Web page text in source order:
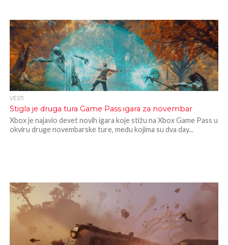
VESTI
Stigla je druga tura Game Pass igara za novembar
Xbox je najavio devet novih igara koje stižu na Xbox Game Pass u
okviru druge novembarske ture, među kojima su dva day...